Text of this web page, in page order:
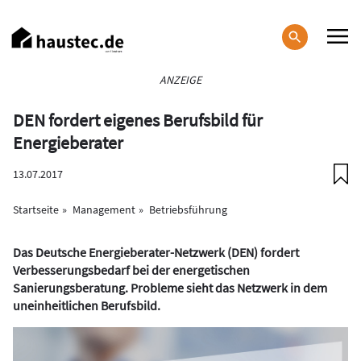
zum
Inhalt
ANZEIGE
DEN fordert eigenes Berufsbild für
Energieberater
13.07.2017
Startseite Management Betriebsführung
Das Deutsche Energieberater-Netzwerk (DEN) fordert
Verbesserungsbedarf bei der energetischen
Sanierungsberatung. Probleme sieht das Netzwerk in dem
uneinheitlichen Berufsbild.